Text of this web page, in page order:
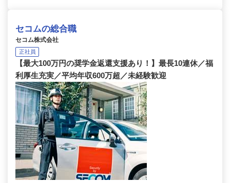
セコムの総合職
セコム株式会社
正社員
【最大100万円の奨学金返還支援あり！】最長10連休／福
利厚生充実／平均年収600万超／未経験歓迎